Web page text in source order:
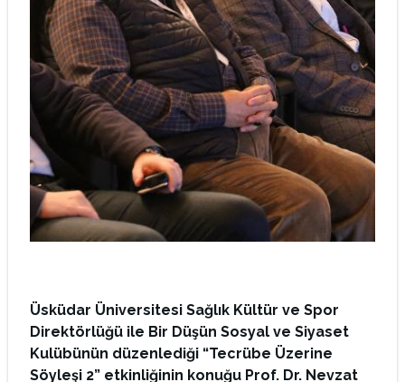
Üsküdar Üniversitesi Sağlık Kültür ve Spor
Direktörlüğü ile Bir Düşün Sosyal ve Siyaset
Kulübünün düzenlediği “Tecrübe Üzerine
Söyleşi 2” etkinliğinin konuğu Prof. Dr. Nevzat